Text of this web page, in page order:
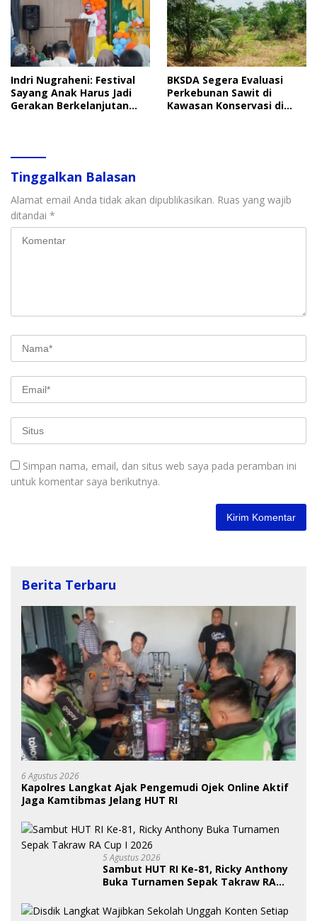
Indri Nugraheni: Festival
Sayang Anak Harus Jadi
Gerakan Berkelanjutan
BKSDA Segera Evaluasi
Perkebunan Sawit di
Kawasan Konservasi di
Tinggalkan Balasan
Alamat email Anda tidak akan dipublikasikan. Ruas yang wajib
ditandai *
Simpan nama, email, dan situs web saya pada peramban ini
untuk komentar saya berikutnya.
Berita Terbaru
6 Agustus 2026
Kapolres Langkat Ajak Pengemudi Ojek Online Aktif
Jaga Kamtibmas Jelang HUT RI
5 Agustus 2026
Sambut HUT RI Ke-81, Ricky Anthony
Buka Turnamen Sepak Takraw RA